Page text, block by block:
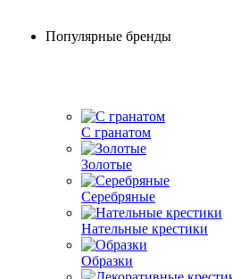
Популярные бренды
С гранатом
Золотые
Серебряные
Нательные крестики
Образки